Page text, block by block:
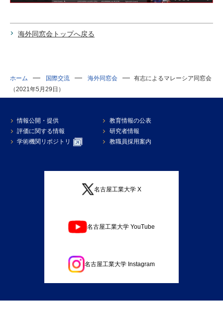
海外同窓会トップへ戻る
ホーム 国際交流 海外同窓会
有志によるマレーシア同窓会
（2021年5月29日）
情報公開・提供
教育情報の公表
評価に関する情報
研究者情報
学術機関リポジトリ
教職員採用案内
名古屋工業大学 X
名古屋工業大学 YouTube
名古屋工業大学 Instagram